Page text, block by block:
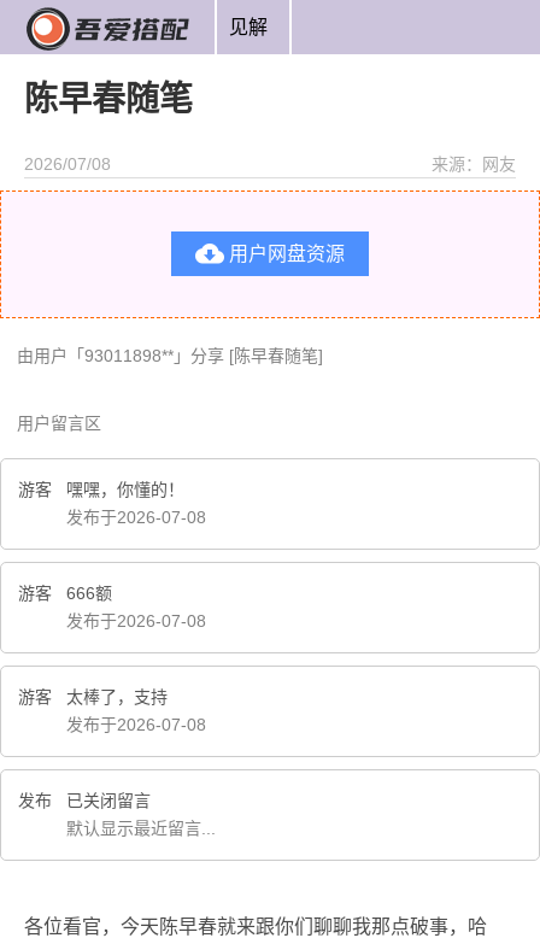
见解
陈早春随笔
2026/07/08 来源：网友
 用户网盘资源
由用户「93011898**」分享 [陈早春随笔]
用户留言区
游客
嘿嘿，你懂的！
发布于2026-07-08
游客
666额
发布于2026-07-08
游客
太棒了，支持
发布于2026-07-08
发布
已关闭留言
默认显示最近留言...
各位看官，今天陈早春就来跟你们聊聊我那点破事，哈